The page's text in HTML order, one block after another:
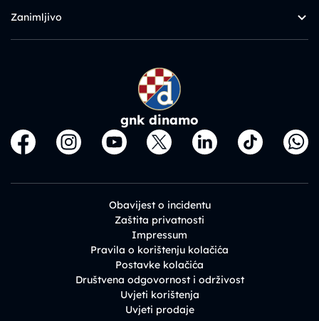
Zanimljivo
gnk dinamo
Obavijest o incidentu
Zaštita privatnosti
Impressum
Pravila o korištenju kolačića
Postavke kolačića
Društvena odgovornost i održivost
Uvjeti korištenja
Uvjeti prodaje